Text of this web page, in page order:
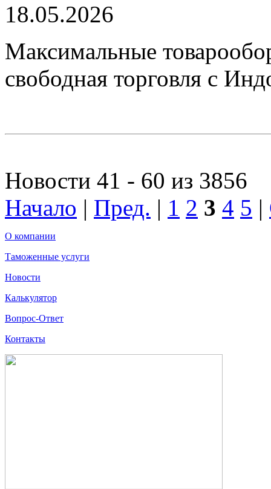
18.05.2026
​Максимальные
свободная торговля с
Новости 41 - 60 из 3856
Начало | Пред. | 1 2 3 4 5 |
О компании
Таможенные услуги
Новости
Калькулятор
Вопрос-Ответ
Контакты